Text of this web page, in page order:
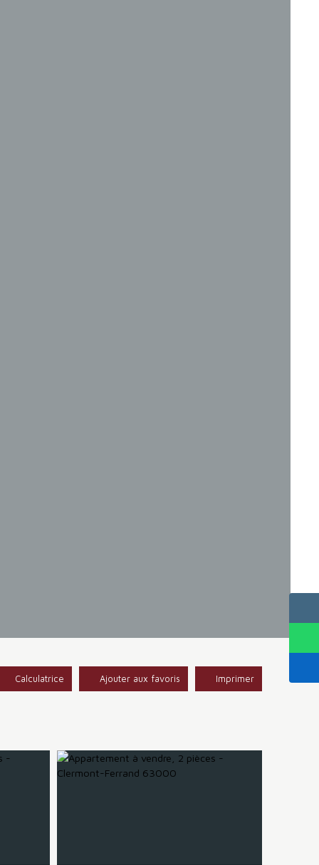
Calculatrice Ajouter aux favoris Imprimer